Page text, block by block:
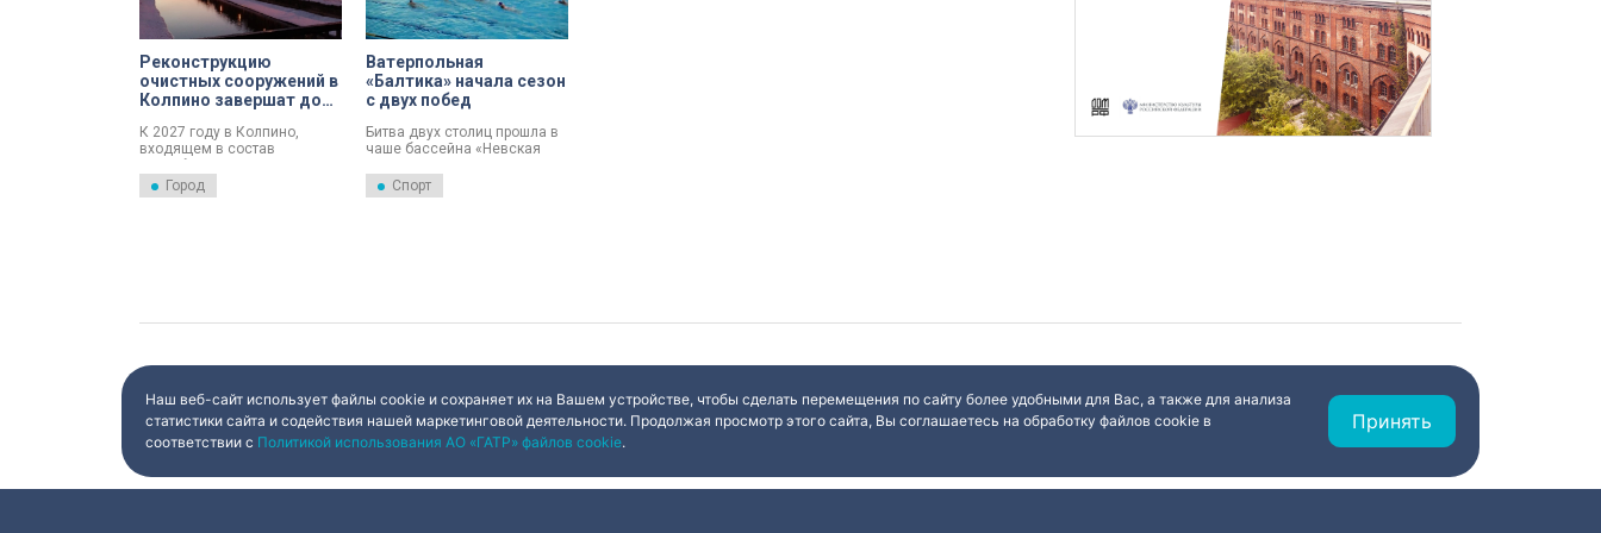
Реконструкцию
очистных сооружений в
Колпино завершат до
К 2027 году в Колпино,
входящем в состав
Петербурга, завершат
реконструкцию очистных
сооружений.
Город
Ватерпольная
«Балтика» начала сезон
с двух побед
Битва двух столиц прошла в
чаше бассейна «Невская
«Балтика» открыла новый
сезон мужской Суперлиги
Спорт
Наш веб-сайт использует файлы cookie и сохраняет их на Вашем устройстве, чтобы сделать перемещения по сайту более удобными для Вас, а также для анализа
статистики сайта и содействия нашей маркетинговой деятельности. Продолжая просмотр этого сайта, Вы соглашаетесь на обработку файлов cookie в
соответствии с Политикой использования АО «ГАТР» файлов cookie.
Принять